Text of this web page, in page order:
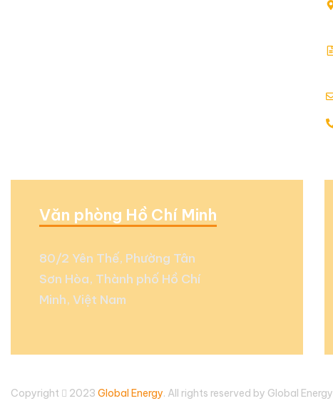
Văn phòng Hồ Chí Minh
80/2 Yên Thế, Phường Tân
Sơn Hòa, Thành phố Hồ Chí
Minh, Việt Nam
Copyright 2023 Global Energy. All rights reserved by Global Energy